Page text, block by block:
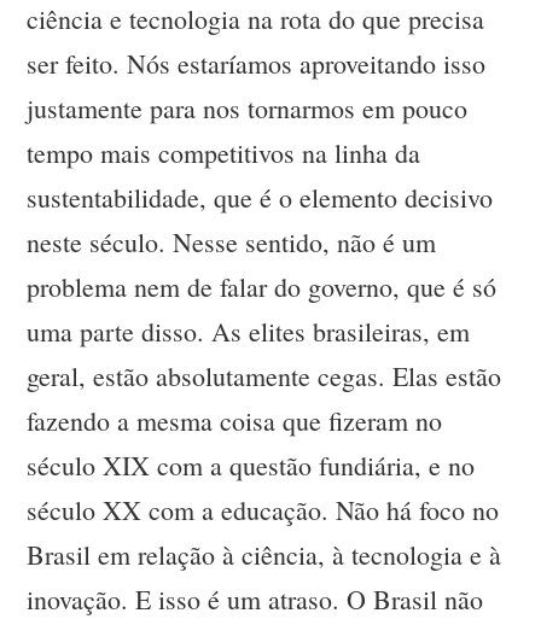
ciência e tecnologia na rota do que precisa
ser feito. Nós estaríamos aproveitando isso
justamente para nos tornarmos em pouco
tempo mais competitivos na linha da
sustentabilidade, que é o elemento decisivo
neste século. Nesse sentido, não é um
problema nem de falar do governo, que é só
uma parte disso. As elites brasileiras, em
geral, estão absolutamente cegas. Elas estão
fazendo a mesma coisa que fizeram no
século XIX com a questão fundiária, e no
século XX com a educação. Não há foco no
Brasil em relação à ciência, à tecnologia e à
inovação. E isso é um atraso. O Brasil não